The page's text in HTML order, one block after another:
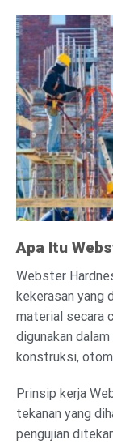
Apa Itu
Webster
kekerasan yang
material secara
digunakan
konstruksi,
Prinsip kerja
tekanan yang
pengujian